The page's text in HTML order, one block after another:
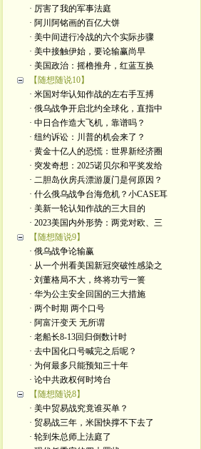
· 厉害了我的军事法庭
· 阿川阿铭画的百亿大饼
· 美中间进行冷战的六个实际步骤
· 美中接触伊始，要论输赢尚早
· 美国政治：摇橹推舟，红蓝互换
【随想随说10】
· 米国对华认知作战的左右手互搏
· 俄乌战争开启北约全球化，直指中
· 中日合作造大飞机，靠谱吗？
· 纽约诉讼：川普的机会来了？
· 黄金十亿人的恐慌：世界新经济圈
· 突发奇想：2025诺贝尔和平奖发给
· 二胆岛伙房兵漂游厦门是何原因？
· 什么俄乌战争台海危机？小CASE耳
· 美新一轮认知作战的三大目的
· 2023美国内外形势：两党对欧、三
【随想随说9】
· 俄乌战争论输赢
· 从一个州看美国新冠突破性感染之
· 刘董格局不大，终将功亏一篑
· 华为公主安全回国的三大措施
· 两个时期 两个口号
· 阿富汗变天 无所谓
· 老船长8-13回归倒数计时
· 去中国化口号喊完之后呢？
· 为何最多只能预知三十年
· 论中共政权何时垮台
【随想随说8】
· 美中贸易战究竟谁买单？
· 贸易战三年，米国快撑不下去了
· 轮到朱总师上法庭了